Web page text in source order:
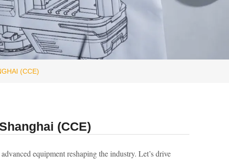
(CCE)
(CCE)
equipment‌ reshaping the industry. Let’s drive